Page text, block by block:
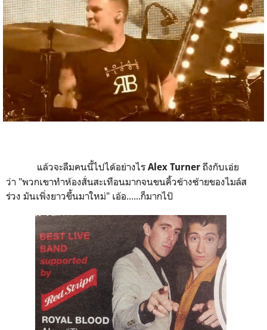
แล้วจะลืมคนนี้ไปได้อย่างไร Alex Turner ถึงกับเอ่ย
ว่า "พวกเขาทำห้องสั่นสะเทือนมากจนขนคิ้วข้างซ้ายของไมล์ส
ร่วง มันเพิ่งยาวขึ้นมาใหม่" เอ้อ......ก็มากไป๊